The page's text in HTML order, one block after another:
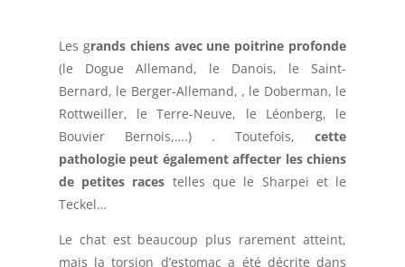
Les grands chiens avec une poitrine profonde
(le Dogue Allemand, le Danois, le Saint-
Bernard, le Berger-Allemand, , le Doberman, le
Rottweiller, le Terre-Neuve, le Léonberg, le
Bouvier Bernois,….) . Toutefois,cette
pathologie peut également affecter les chiens
de petites races telles que le Sharpei et le
Teckel…
Le chat est beaucoup plus rarement atteint,
mais la torsion d’estomac a été décrite dans